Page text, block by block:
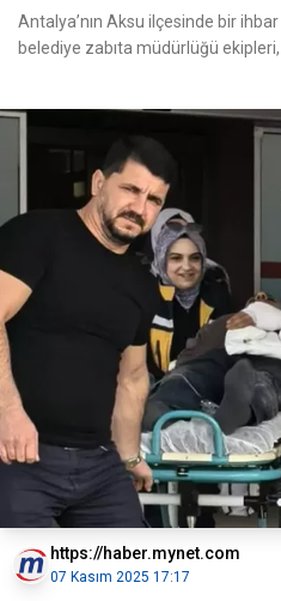
Antalya’nın Aksu ilçesinde bir
belediye zabıta müdürlüğü
https://haber.mynet.com
07 Kasım 2025 17:17